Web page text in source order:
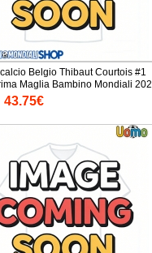
Belgio Thibaut Courtois #1
Maglia Bambino Mondiali
+ Pantaloni corti)
43.75€